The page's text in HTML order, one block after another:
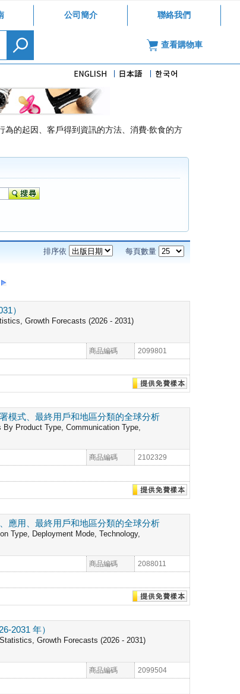
公司簡介 聯絡我們
查看購物車
的起因、客戶得到資訊的方法、消費‧飲食的方
排序依 每頁數量
）
Growth Forecasts (2026 - 2031)
商品編碼 2099801
模式、最終用戶和地區分類的全球分析
Product Type, Communication Type,
商品編碼 2102329
應用、最終用戶和地區分類的全球分析
Type, Deployment Mode, Technology,
商品編碼 2088011
2031 年）
Growth Forecasts (2026 - 2031)
商品編碼 2099504